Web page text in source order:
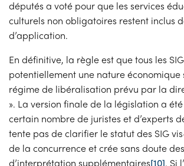
députés a voté pour que les services
culturels non obligatoires restent inclus
d’application.
En définitive, la règle est que tous les
potentiellement une nature économique
régime de libéralisation prévu par la
». La version finale de la législation a
certain nombre de juristes et d’experts
tente pas de clarifier le statut des SIG
de la concurrence et crée sans doute
d’interprétation supplémentaires[10]. Si